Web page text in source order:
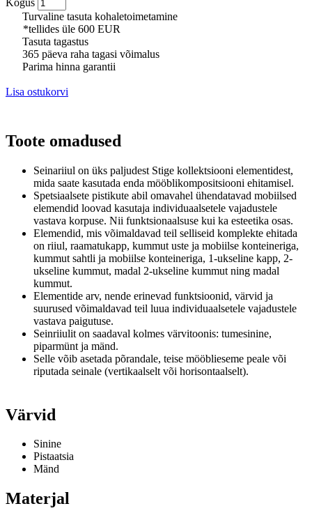
Turvaline tasuta kohaletoimetamine
*tellides üle 600 EUR
Tasuta tagastus
365 päeva raha tagasi võimalus
Parima hinna garantii
Lisa ostukorvi
Toote omadused
Seinariiul on üks paljudest Stige kollektsiooni elementidest,
mida saate kasutada enda mööblikompositsiooni ehitamisel.
Spetsiaalsete pistikute abil omavahel ühendatavad mobiilsed
elemendid loovad kasutaja individuaalsetele vajadustele
vastava korpuse. Nii funktsionaalsuse kui ka esteetika osas.
Elemendid, mis võimaldavad teil selliseid komplekte ehitada
on riiul, raamatukapp, kummut uste ja mobiilse konteineriga,
kummut sahtli ja mobiilse konteineriga, 1-ukseline kapp, 2-
ukseline kummut, madal 2-ukseline kummut ning madal
kummut.
Elementide arv, nende erinevad funktsioonid, värvid ja
suurused võimaldavad teil luua individuaalsetele vajadustele
vastava paigutuse.
Seinriiulit on saadaval kolmes värvitoonis: tumesinine,
piparmünt ja mänd.
Selle võib asetada põrandale, teise mööblieseme peale või
riputada seinale (vertikaalselt või horisontaalselt).
Värvid
Sinine
Pistaatsia
Mänd
Materjal